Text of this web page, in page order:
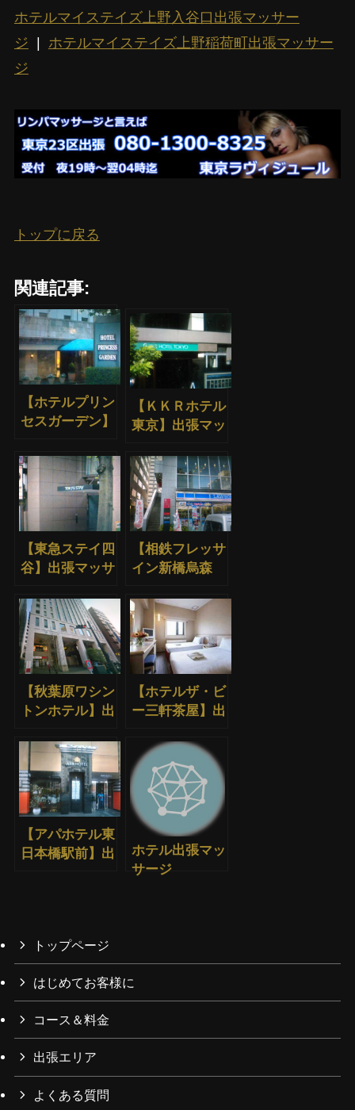
ホテルマイステイズ上野入谷口出張マッサー
ジ
ホテルマイステイズ上野稲荷町出張マッサー
ジ
トップに戻る
関連記事:
【ホテルプリン
セスガーデン】
【ＫＫＲホテル
東京】出張マッ
【東急ステイ四
谷】出張マッサ
【相鉄フレッサ
イン新橋烏森
ージ
【秋葉原ワシン
トンホテル】出
【ホテルザ・ビ
ー三軒茶屋】出
【アパホテル東
日本橋駅前】出
ホテル出張マッ
サージ
トップページ
はじめてお客様に
コース＆料金
出張エリア
よくある質問